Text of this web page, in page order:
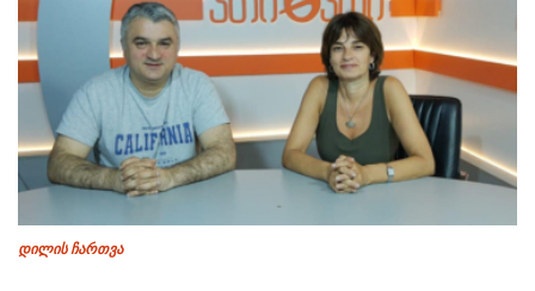
დილის ჩართვა